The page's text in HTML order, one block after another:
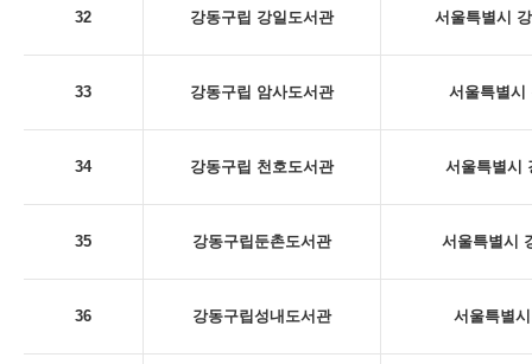
32 강동구립 강일도서관 서울특별시
33 강동구립 암사도서관 서울특별시
34 강동구립 천호도서관 서울특별시
35 강동구립둔촌도서관 서울특별시
36 강동구립성내도서관 서울특별